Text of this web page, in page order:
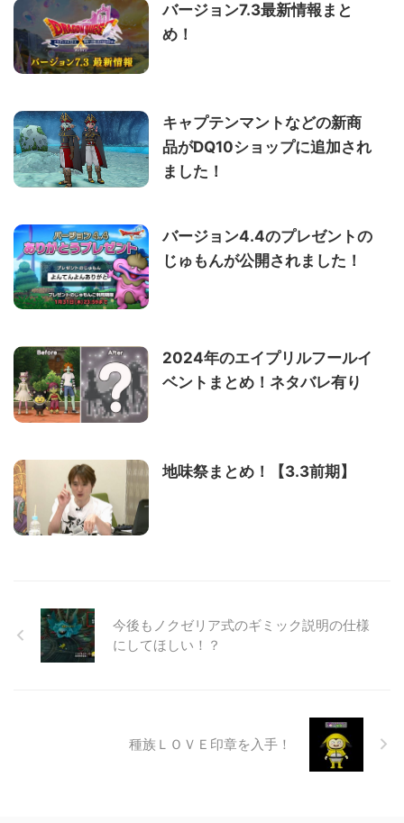
バージョン7.3最新情報まと
め！
キャプテンマントなどの新商
品がDQ10ショップに追加され
ました！
バージョン4.4のプレゼントの
じゅもんが公開されました！
2024年のエイプリルフールイ
ベントまとめ！ネタバレ有り
地味祭まとめ！【3.3前期】
今後もノクゼリア式のギミック説明の仕様
にしてほしい！？
種族ＬＯＶＥ印章を入手！